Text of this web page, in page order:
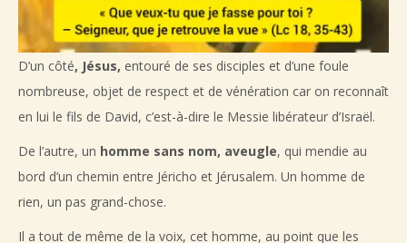
D’un côté, Jésus, entouré de ses disciples et d’une foule
nombreuse, objet de respect et de vénération car on reconnaît
en lui le fils de David, c’est-à-dire le Messie libérateur d’Israël.
De l’autre, un homme sans nom, aveugle, qui mendie au
bord d’un chemin entre Jéricho et Jérusalem. Un homme de
rien, un pas grand-chose.
Il a tout de même de la voix, cet homme, au point que les